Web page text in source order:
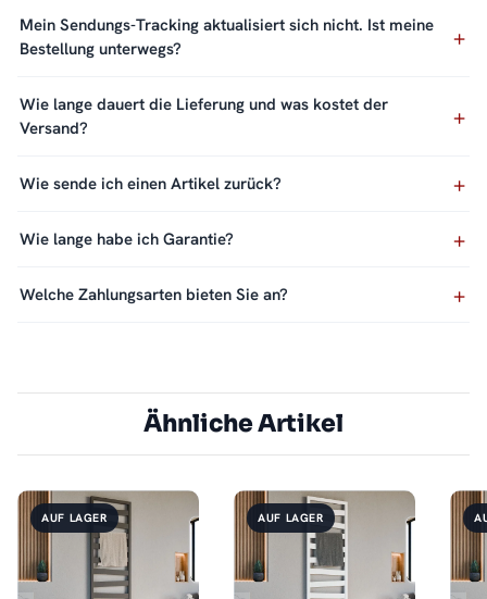
Mein Sendungs-Tracking aktualisiert sich nicht. Ist meine
Bestellung unterwegs?
Wie lange dauert die Lieferung und was kostet der
Versand?
Wie sende ich einen Artikel zurück?
Wie lange habe ich Garantie?
Welche Zahlungsarten bieten Sie an?
Ähnliche Artikel
AUF LAGER AUF LAGER